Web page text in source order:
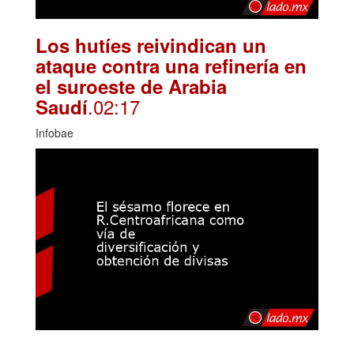
Los hutíes reivindican un
ataque contra una refinería en
el suroeste de Arabia
Saudí.02:17
Infobae